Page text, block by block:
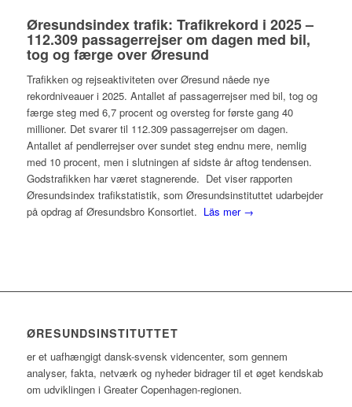
Øresundsindex trafik: Trafikrekord i 2025 –
112.309 passagerrejser om dagen med bil,
tog og færge over Øresund
Trafikken og rejseaktiviteten over Øresund nåede nye
rekordniveauer i 2025. Antallet af passagerrejser med bil, tog og
færge steg med 6,7 procent og oversteg for første gang 40
millioner. Det svarer til 112.309 passagerrejser om dagen.
Antallet af pendlerrejser over sundet steg endnu mere, nemlig
med 10 procent, men i slutningen af sidste år aftog tendensen.
Godstrafikken har været stagnerende. Det viser rapporten
Øresundsindex trafikstatistik, som Øresundsinstituttet udarbejder
på opdrag af Øresundsbro Konsortiet. Läs mer →
ØRESUNDSINSTITUTTET
er et uafhængigt dansk-svensk videncenter, som gennem
analyser, fakta, netværk og nyheder bidrager til et øget kendskab
om udviklingen i Greater Copenhagen-regionen.